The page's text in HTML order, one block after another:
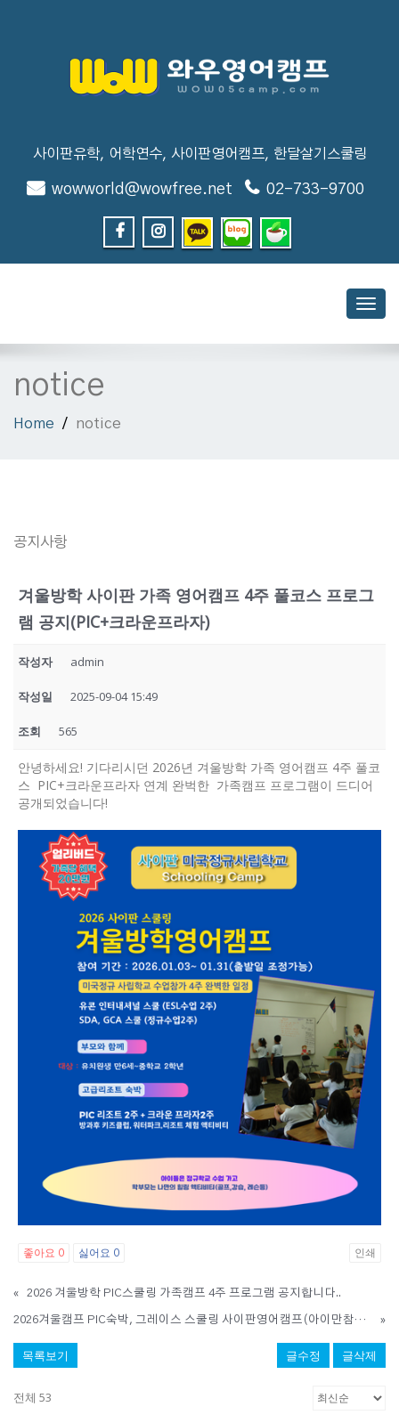
사이판유학, 어학연수, 사이판영어캠프, 한달살기스쿨링
wowworld@wowfree.net 02-733-9700
notice
Home notice
공지사항
겨울방학 사이판 가족 영어캠프 4주 풀코스 프로그
램 공지(PIC+크라운프라자)
작성자 admin
작성일 2025-09-04 15:49
조회 565
안녕하세요! 기다리시던 2026년 겨울방학 가족 영어캠프 4주 풀코
스 PIC+크라운프라자 연계 완벅한 가족캠프 프로그램이 드디어
공개되었습니다!
좋아요 0 싫어요 0 인쇄
« 2026 겨울방학 PIC스쿨링 가족캠프 4주 프로그램 공지합니다..
2026겨울캠프 PIC숙박, 그레이스 스쿨링 사이판영어캠프(아이만참가,부모동반)- 1월10일 출발 3주일정 모집 »
목록보기 글수정 글삭제
전체 53